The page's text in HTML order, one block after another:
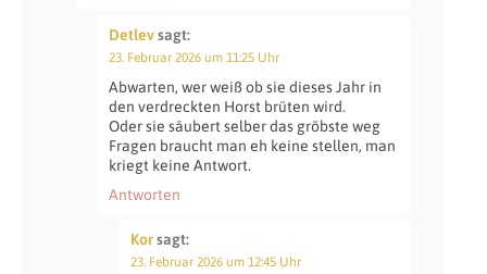
Detlevsagt:
23. Februar 2026 um 11:25 Uhr
Abwarten, wer weiß ob sie dieses Jahr in
den verdreckten Horst brüten wird.
Oder sie säubert selber das gröbste weg
Fragen braucht man eh keine stellen, man
kriegt keine Antwort.
Antworten
Korsagt:
23. Februar 2026 um 12:45 Uhr